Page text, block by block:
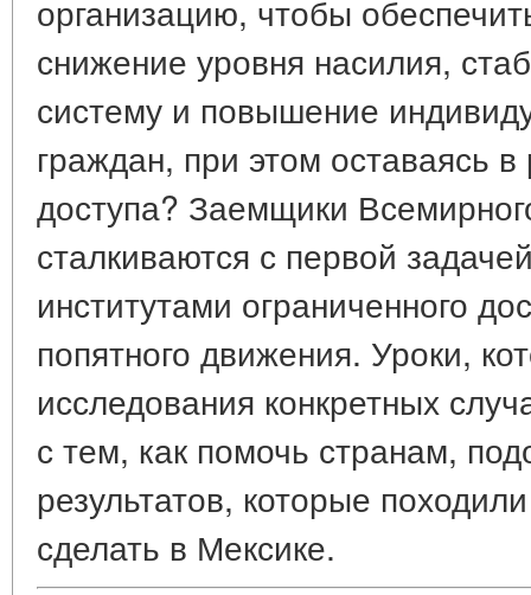
организацию, чтобы
снижение уровня насилия,
систему и повышение
граждан, при этом оставаясь
доступа? Заемщики
сталкиваются с первой
институтами ограниченного
попятного движения. Уроки,
исследования конкретных
с тем, как помочь странам,
результатов, которые
сделать в Мексике.